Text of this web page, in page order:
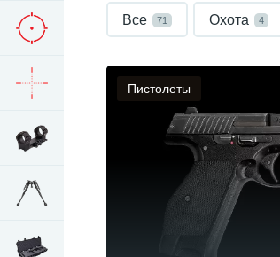
Все 71 Охота 4
Пистолеты